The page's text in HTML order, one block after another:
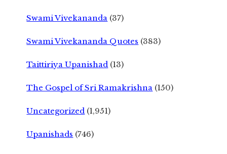
Swami Vivekananda (37)
Swami Vivekananda Quotes (383)
Taittiriya Upanishad (13)
The Gospel of Sri Ramakrishna (150)
Uncategorized (1,951)
Upanishads (746)